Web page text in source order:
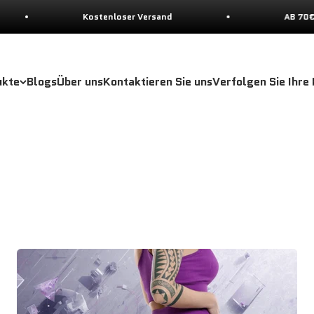
Versand AB 70€ ➠ 10 % RABATT
BlogsÜber unsKontaktieren Sie unsVerfolgen Sie Ihre